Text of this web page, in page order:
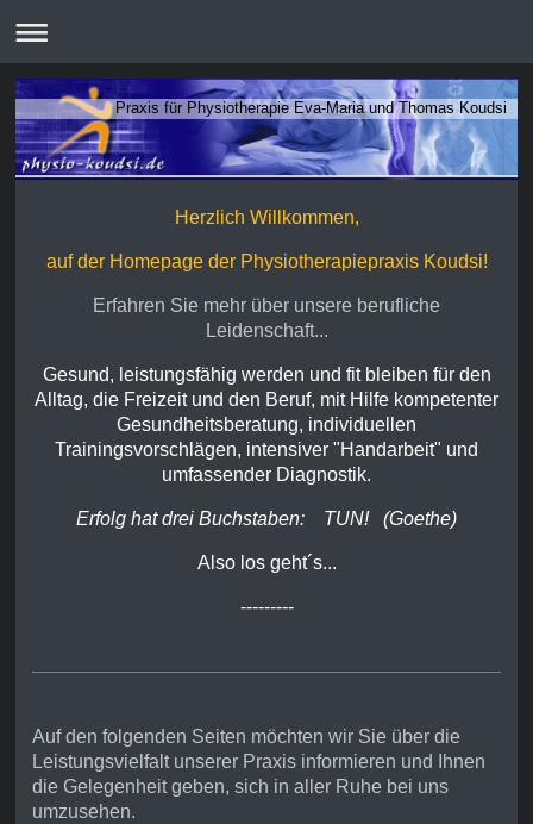
Praxis für Physiotherapie Eva-Maria und Thomas Koudsi
Herzlich Willkommen,
auf der Homepage der Physiotherapiepraxis Koudsi!
Erfahren Sie mehr über unsere berufliche
Leidenschaft...
Gesund, leistungsfähig werden und fit bleiben für den
Alltag, die Freizeit und den Beruf, mit Hilfe kompetenter
Gesundheitsberatung, individuellen
Trainingsvorschlägen, intensiver "Handarbeit" und
umfassender Diagnostik.
Erfolg hat drei Buchstaben: TUN! (Goethe)
Also los geht´s...
---------
Auf den folgenden Seiten möchten wir Sie über die
Leistungsvielfalt unserer Praxis informieren und Ihnen
die Gelegenheit geben, sich in aller Ruhe bei uns
umzusehen.